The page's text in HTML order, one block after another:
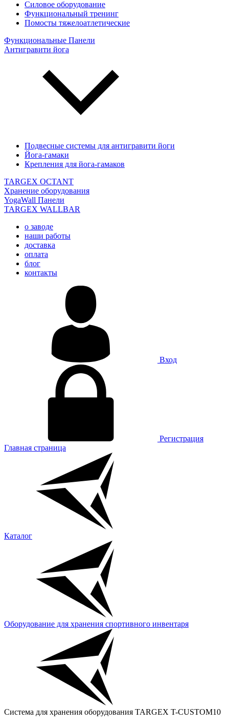
Силовое оборудование
Функциональный тренинг
Помосты тяжелоатлетические
Функциональные Панели
Антигравити йога
Подвесные системы для антигравити йоги
Йога-гамаки
Крепления для йога-гамаков
TARGEX OCTANT
Хранение оборудования
YogaWall Панели
TARGEX WALLBAR
о заводе
наши работы
доставка
оплата
блог
контакты
Вход
Регистрация
Главная страница
Каталог
Оборудование для хранения спортивного инвентаря
Система для хранения оборудования TARGEX T-CUSTOM10